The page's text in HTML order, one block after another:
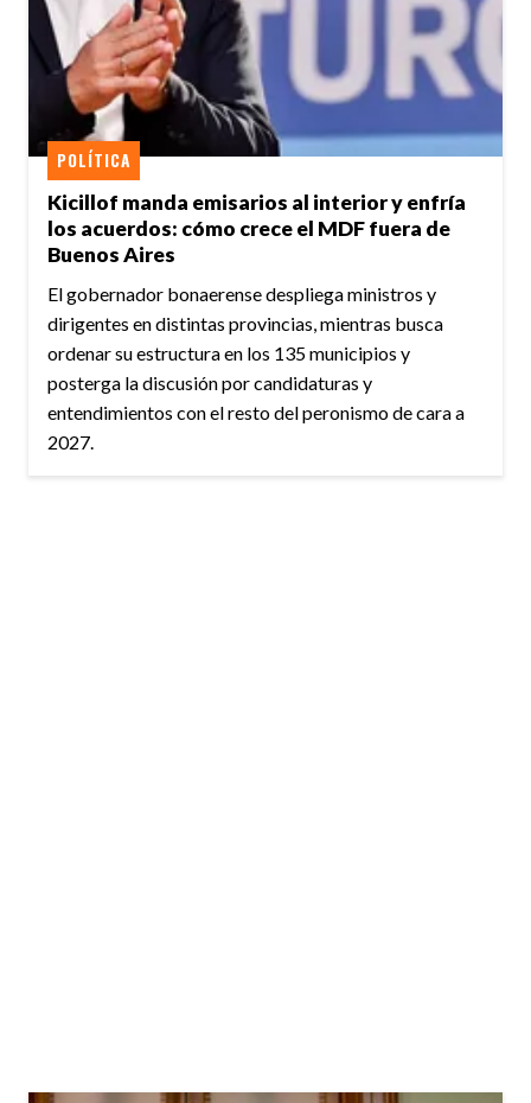
Kicillof manda emisarios al interior y enfría
los acuerdos: cómo crece el MDF fuera de
Buenos Aires
POLÍTICA
El gobernador bonaerense despliega ministros y
dirigentes en distintas provincias, mientras busca
ordenar su estructura en los 135 municipios y
posterga la discusión por candidaturas y
entendimientos con el resto del peronismo de cara a
2027.